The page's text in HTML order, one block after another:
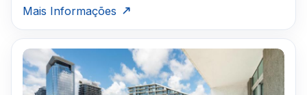
Mais Informações